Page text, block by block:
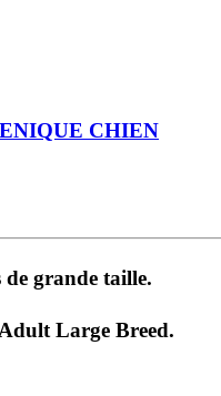
CHIEN
grande taille.
Large Breed.